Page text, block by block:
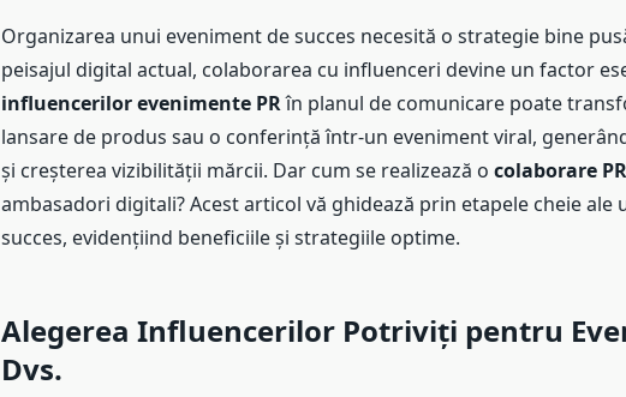
Organizarea unui eveniment de succes necesită o strategie bine
peisajul digital actual, colaborarea cu influenceri devine un factor
influencerilor evenimente PRîn planul de comunicare poate
lansare de produs sau o conferință într-un eveniment viral,
și creșterea vizibilității mărcii. Dar cum se realizează o colaborare PR
ambasadori digitali? Acest articol vă ghidează prin etapele cheie ale
succes, evidențiind beneficiile și strategiile optime.
Alegerea Influencerilor Potriviți pentru
Dvs.